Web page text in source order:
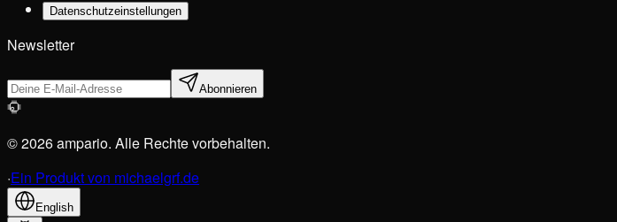
Datenschutzeinstellungen
Newsletter
Abonnieren
© 2026 ampario. Alle Rechte vorbehalten.
·Ein Produkt von michaelgrf.de
English